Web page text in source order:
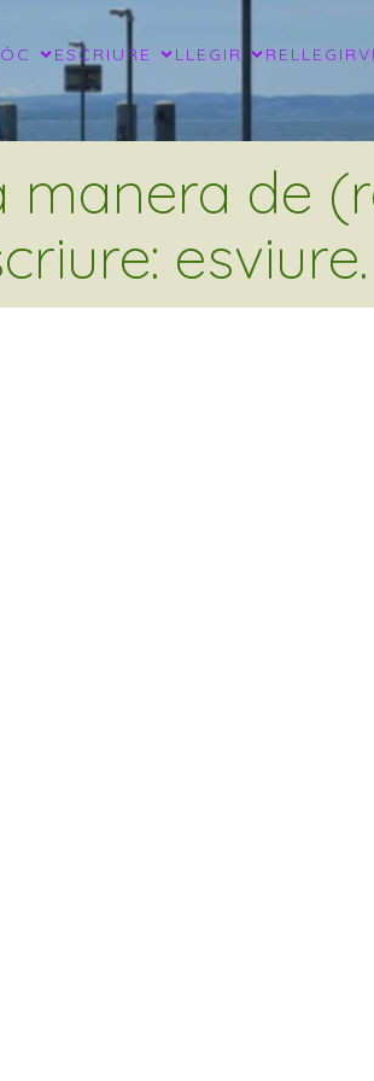
ESCRIURE LLEGIR RELLEGIR
manera de
esviure.